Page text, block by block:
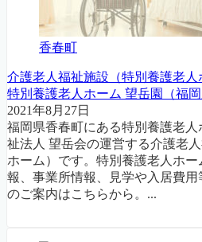
香春町
介護老人福祉施設（特別養護老人
特別養護老人ホーム 望岳園（福岡
2021年8月27日
福岡県香春町にある特別養護老
祉法人 望岳会の運営する介護老
ホーム）です。特別養護老人ホ
報、事業所情報、見学や入居費
のご案内はこちらから。...